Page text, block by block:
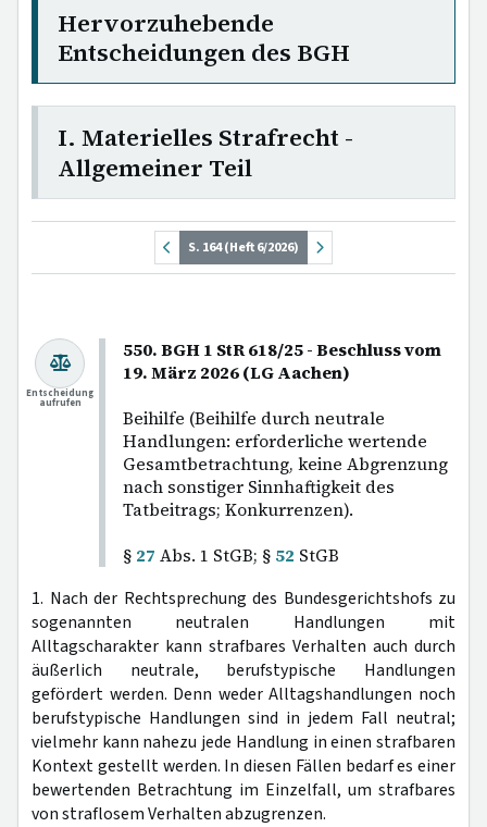
Hervorzuhebende
Entscheidungen des BGH
I. Materielles Strafrecht -
Allgemeiner Teil
S. 164 (Heft 6/2026)
550. BGH 1 StR 618/25 - Beschluss vom
19. März 2026 (LG Aachen)
Beihilfe (Beihilfe durch neutrale
Handlungen: erforderliche wertende
Gesamtbetrachtung, keine Abgrenzung
nach sonstiger Sinnhaftigkeit des
Tatbeitrags; Konkurrenzen).
§ 27 Abs. 1 StGB; § 52 StGB
Entscheidung
aufrufen
1. Nach der Rechtsprechung des Bundesgerichtshofs zu
sogenannten neutralen Handlungen mit
Alltagscharakter kann strafbares Verhalten auch durch
äußerlich neutrale, berufstypische Handlungen
gefördert werden. Denn weder Alltagshandlungen noch
berufstypische Handlungen sind in jedem Fall neutral;
vielmehr kann nahezu jede Handlung in einen strafbaren
Kontext gestellt werden. In diesen Fällen bedarf es einer
bewertenden Betrachtung im Einzelfall, um strafbares
von straflosem Verhalten abzugrenzen.